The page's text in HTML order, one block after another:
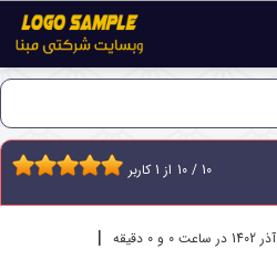
10 / 10 از 1 کاربر
|